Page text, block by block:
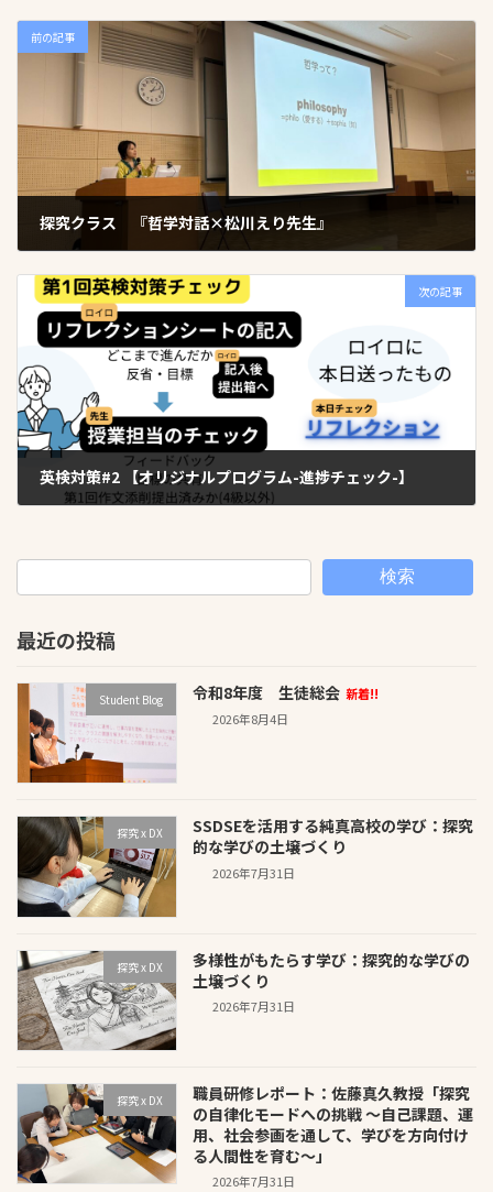
前の記事
探究クラス 『哲学対話×松川えり先生』
次の記事
英検対策#2 【オリジナルプログラム-進捗チェック-】
検索
最近の投稿
Student Blog 令和8年度 生徒総会 新着!!
2026年8月4日
探究 x DX
SSDSEを活用する純真高校の学び：探究
的な学びの土壌づくり
2026年7月31日
探究 x DX
多様性がもたらす学び：探究的な学びの
土壌づくり
2026年7月31日
探究 x DX
職員研修レポート：佐藤真久教授「探究
の自律化モードへの挑戦 〜自己課題、運
用、社会参画を通して、学びを方向付け
る人間性を育む〜」
2026年7月31日